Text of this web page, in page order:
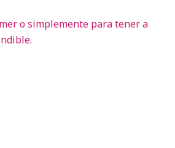
o simplemente para tener a